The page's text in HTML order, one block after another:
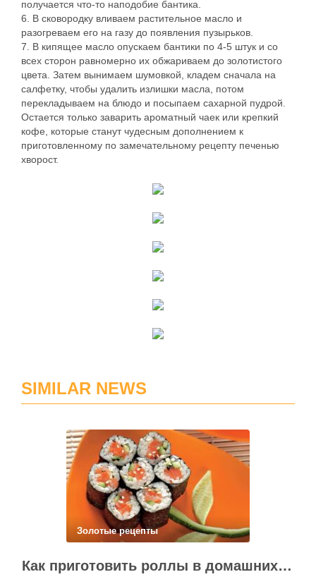
получается что-то наподобие бантика.
6. В сковородку вливаем растительное масло и
разогреваем его на газу до появления пузырьков.
7. В кипящее масло опускаем бантики по 4-5 штук и со
всех сторон равномерно их обжариваем до золотистого
цвета. Затем вынимаем шумовкой, кладем сначала на
салфетку, чтобы удалить излишки масла, потом
перекладываем на блюдо и посыпаем сахарной пудрой.
Остается только заварить ароматный чаек или крепкий
кофе, которые станут чудесным дополнением к
приготовленному по замечательному рецепту печенью
хворост.
SIMILAR NEWS
Золотые рецепты
Как приготовить роллы в домашних условиях?